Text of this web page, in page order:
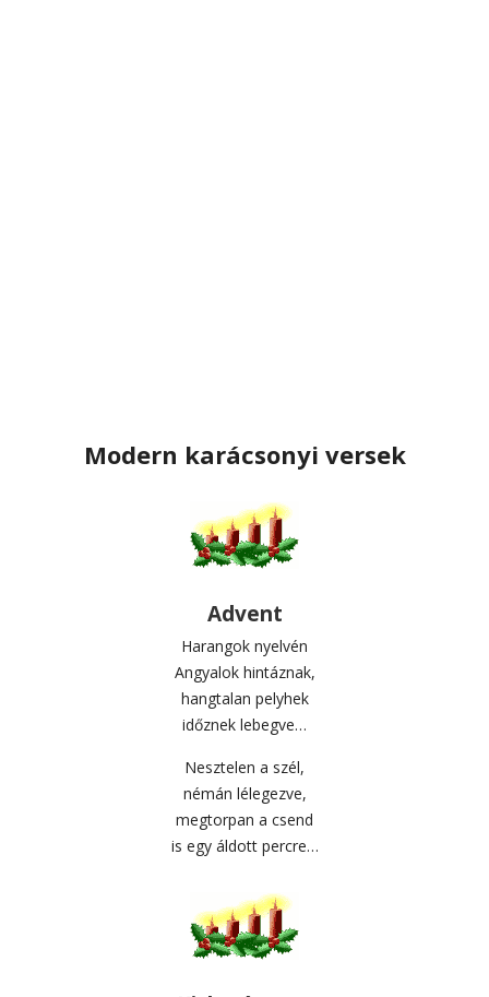
Modern karácsonyi versek
Advent
Harangok nyelvén
Angyalok hintáznak,
hangtalan pelyhek
időznek lebegve…
Nesztelen a szél,
némán lélegezve,
megtorpan a csend
is egy áldott percre…